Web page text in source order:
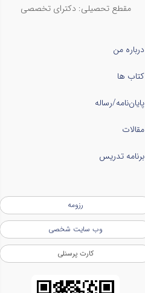
مقطع تحصیلی: دکترای تخصصی
درباره من
کتاب ها
پایان‌نامه‌/رساله
مقالات
برنامه تدریس
رزومه
وب سایت شخصی
کارت پرسنلی